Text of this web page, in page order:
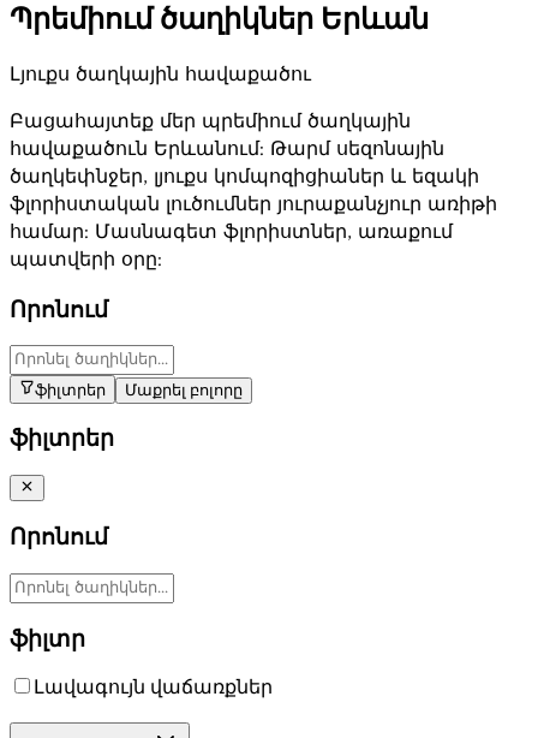
Պրեմիում ծաղիկներ Երևան
Լյուքս ծաղկային հավաքածու
Բացահայտեք մեր պրեմիում ծաղկային
հավաքածուն Երևանում: Թարմ սեզոնային
ծաղկեփնջեր, լյուքս կոմպոզիցիաներ և եզակի
ֆլորիստական լուծումներ յուրաքանչյուր առիթի
համար: Մասնագետ ֆլորիստներ, առաքում
պատվերի օրը:
Որոնում
ֆիլտրեր Մաքրել բոլորը
ֆիլտրեր
Որոնում
ֆիլտր
Լավագույն վաճառքներ